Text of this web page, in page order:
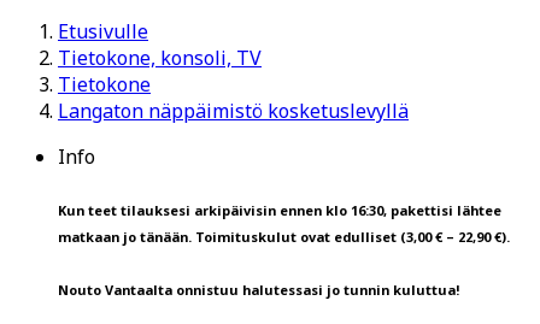
Etusivulle
Tietokone, konsoli, TV
Tietokone
Langaton näppäimistö kosketuslevyllä
Info
Kun teet tilauksesi arkipäivisin ennen klo 16:30, pakettisi lähtee
matkaan jo tänään. Toimituskulut ovat edulliset (3,00 € – 22,90 €).
Nouto Vantaalta onnistuu halutessasi jo tunnin kuluttua!